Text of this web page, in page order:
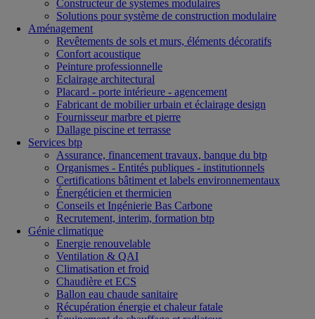
Constructeur de systemes modulaires
Solutions pour système de construction modulaire
Aménagement
Revêtements de sols et murs, éléments décoratifs
Confort acoustique
Peinture professionnelle
Eclairage architectural
Placard - porte intérieure - agencement
Fabricant de mobilier urbain et éclairage design
Fournisseur marbre et pierre
Dallage piscine et terrasse
Services btp
Assurance, financement travaux, banque du btp
Organismes - Entités publiques - institutionnels
Certifications bâtiment et labels environnementaux
Énergéticien et thermicien
Conseils et Ingénierie Bas Carbone
Recrutement, interim, formation btp
Génie climatique
Energie renouvelable
Ventilation & QAI
Climatisation et froid
Chaudière et ECS
Ballon eau chaude sanitaire
Récupération énergie et chaleur fatale